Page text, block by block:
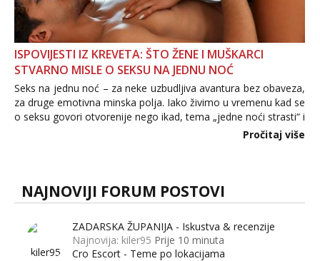
ISPOVIJESTI IZ KREVETA: ŠTO ŽENE I MUŠKARCI
STVARNO MISLE O SEKSU NA JEDNU NOĆ
Seks na jednu noć – za neke uzbudljiva avantura bez obaveza,
za druge emotivna minska polja. Iako živimo u vremenu kad se
o seksu govori otvorenije nego ikad, tema „jedne noći strasti“ i
dalje izaziva burne rasprave. Što zapravo misle žene, a što
Pročitaj više
NAJNOVIJI FORUM POSTOVI
ZADARSKA ŽUPANIJA - Iskustva & recenzije
Najnovija: kiler95 Prije 10 minuta
Cro Escort - Teme po lokacijama